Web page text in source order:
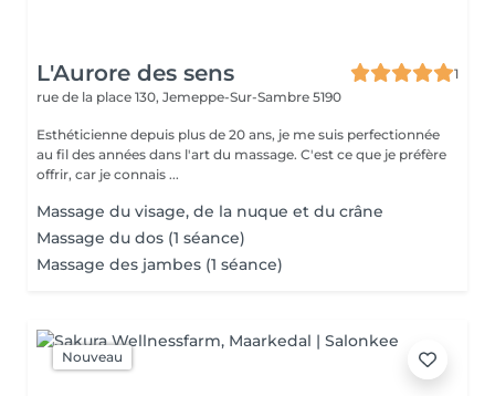
L'Aurore des sens
1
rue de la place 130, Jemeppe-Sur-Sambre 5190
Esthéticienne depuis plus de 20 ans, je me suis perfectionnée
au fil des années dans l'art du massage. C'est ce que je préfère
offrir, car je connais ...
Massage du visage, de la nuque et du crâne
Massage du dos (1 séance)
Massage des jambes (1 séance)
Nouveau